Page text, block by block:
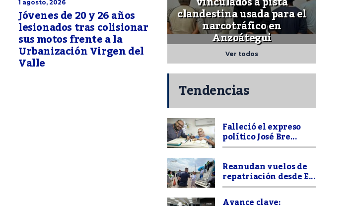
1 agosto, 2026
Jóvenes de 20 y 26 años
lesionados tras colisionar
sus motos frente a la
Urbanización Virgen del
Valle
clandestina usada para el
narcotráfico en
Anzoátegui
Ver todos
Tendencias
Falleció el expreso
político José Bre...
Reanudan vuelos de
repatriación desde E...
Avance clave: